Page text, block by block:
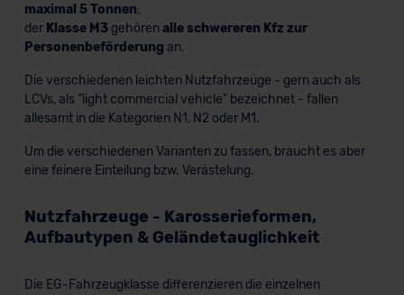
maximal 5 Tonnen;
der Klasse M3gehörenalle schwereren Kfz zur
Personenbeförderung an.
Die verschiedenen leichten Nutzfahrzeuge - gern auch als
LCVs, als "light commercial vehicle" bezeichnet - fallen
allesamt in die Kategorien N1, N2 oder M1.
Um die verschiedenen Varianten zu fassen, braucht es aber
eine feinere Einteilung bzw. Verästelung.
Nutzfahrzeuge - Karosserieformen,
Aufbautypen & Geländetauglichkeit
Die EG-Fahrzeugklasse differenzieren die einzelnen